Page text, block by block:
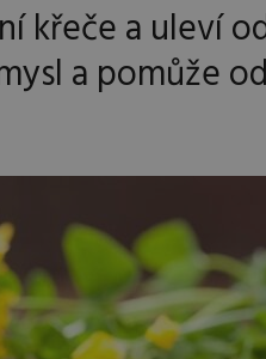
křeče a uleví
a pomůže od